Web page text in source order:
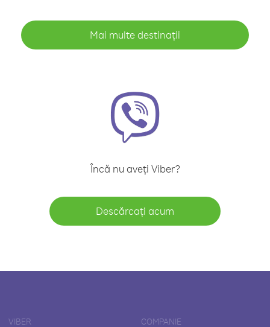
Mai multe destinații
Încă nu aveți Viber?
Descărcați acum
VIBER COMPANIE